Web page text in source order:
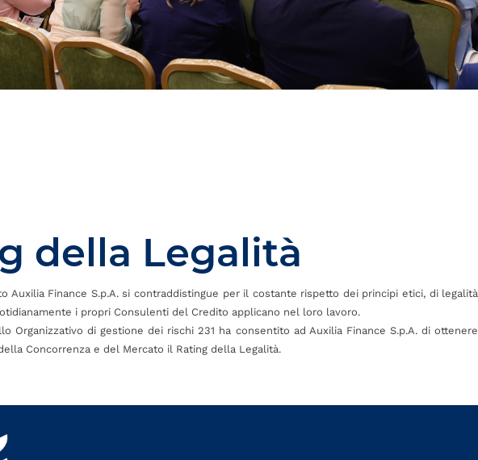
della Legalità
Auxilia Finance S.p.A. si contraddistingue per il costante rispetto dei principi etici, di legalità
i propri Consulenti del Credito applicano nel loro lavoro.
Organizzativo di gestione dei rischi 231 ha consentito ad Auxilia Finance S.p.A. di ottenere
Concorrenza e del Mercato il Rating della Legalità.